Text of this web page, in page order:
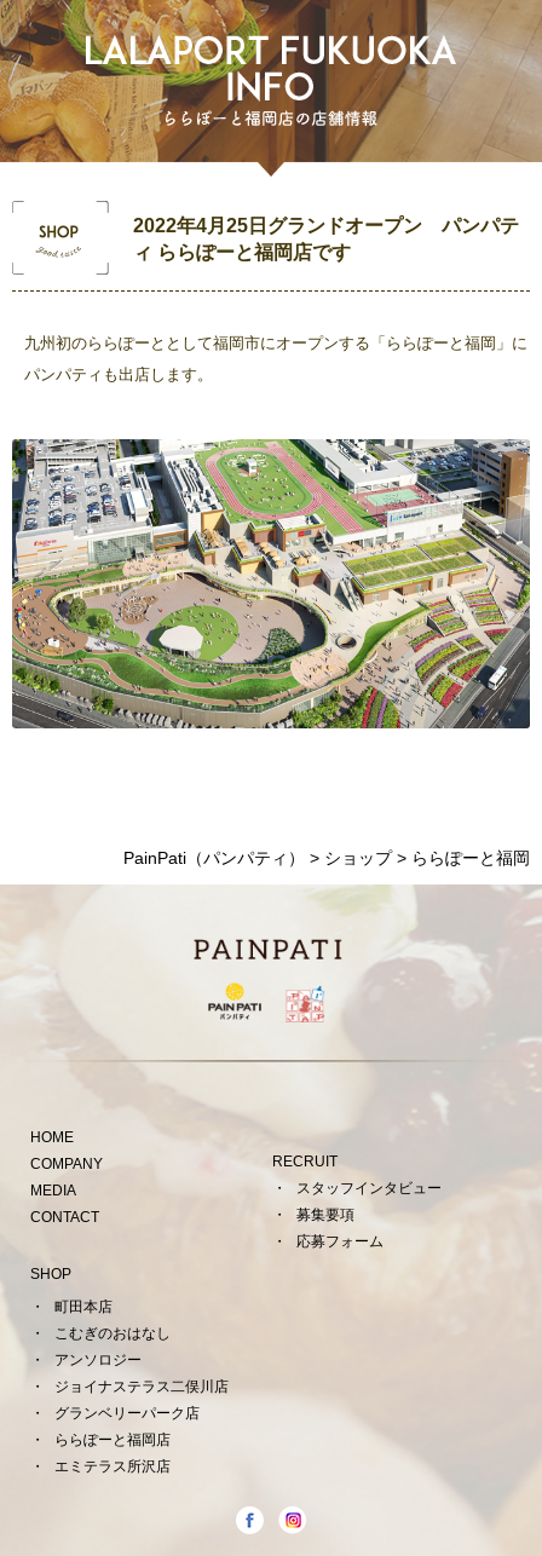
2022年4月25日グランドオープン パンパテ
ィ ららぽーと福岡店です
九州初のららぽーととして福岡市にオープンする「ららぽーと福岡」に
パンパティも出店します。
PainPati（パンパティ） > ショップ> ららぽーと福岡
HOME
COMPANY
MEDIA
CONTACT
RECRUIT
スタッフインタビュー
募集要項
応募フォーム
SHOP
町田本店
こむぎのおはなし
アンソロジー
ジョイナステラス二俣川店
グランベリーパーク店
ららぽーと福岡店
エミテラス所沢店